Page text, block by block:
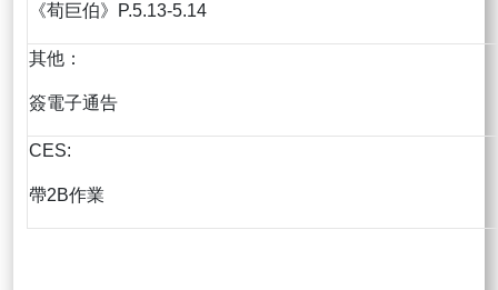
《荀巨伯》P.5.13-5.14
其他：
簽電子通告
CES:
帶2B作業